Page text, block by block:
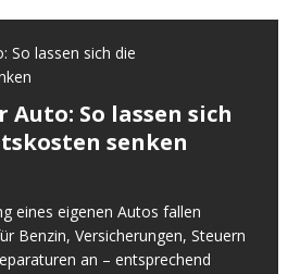
So lassen sich
senken
eines eigenen Autos fallen
Benzin, Versicherungen, Steuern
an – entsprechend